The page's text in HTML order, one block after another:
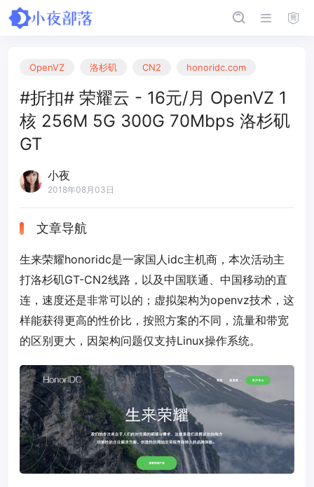
OpenVZ 洛杉矶 CN2 honoridc.com
#折扣# 荣耀云 - 16元/月 OpenVZ 1
核 256M 5G 300G 70Mbps 洛杉矶
GT
小夜
2018年08月03日
文章导航
生来荣耀honoridc是一家国人idc主机商，本次活动主
打洛杉矶GT-CN2线路，以及中国联通、中国移动的直
连，速度还是非常可以的；虚拟架构为openvz技术，这
样能获得更高的性价比，按照方案的不同，流量和带宽
的区别更大，因架构问题仅支持Linux操作系统。